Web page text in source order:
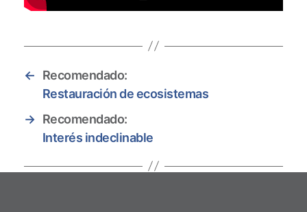
←
Recomendado:
Restauración de ecosistemas
→ Recomendado:
Interés indeclinable